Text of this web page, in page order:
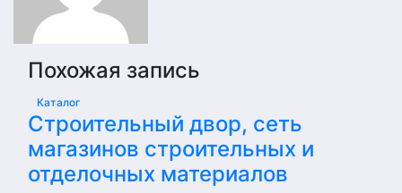
Похожая запись
Каталог
Строительный двор, сеть
магазинов строительных и
отделочных материалов